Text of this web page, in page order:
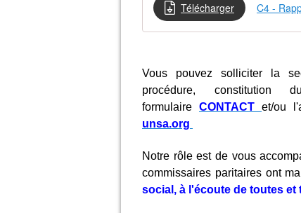
Télécharger C4 -
Vous pouvez solliciter la
procédure,
formulaire CONTACT et/ou
unsa.org
Notre rôle est de vous
commissaires paritaires ont
social, à l'écoute de toutes